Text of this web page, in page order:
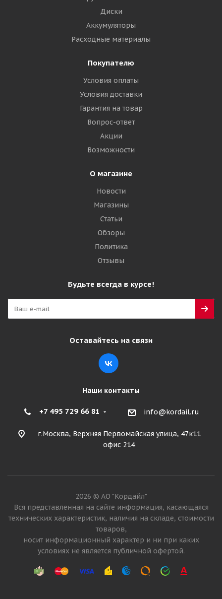
Диски
Аккумуляторы
Расходные материалы
Покупателю
Условия оплаты
Условия доставки
Гарантия на товар
Вопрос-ответ
Акции
Возможности
О магазине
Новости
Магазины
Статьи
Обзоры
Политика
Отзывы
Будьте всегда в курсе!
Оставайтесь на связи
Наши контакты
+7 495 729 66 81 info@kordail.ru
г.Москва, Верхняя Первомайская улица, 47к11
офис 214
2026 © АО "Кордайл"
Вся представленная на сайте информация, касающаяся
технических характеристик, наличия на складе, стоимости
товаров,
носит информационный характер и ни при каких
условиях не является публичной офертой.